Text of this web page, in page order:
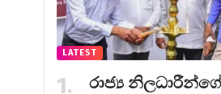
LATEST
රාජ්‍ය